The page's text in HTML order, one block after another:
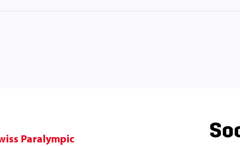
Paralympic